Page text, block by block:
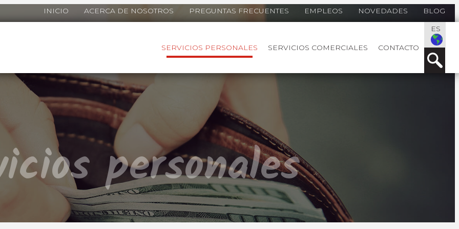
INICIO ACERCA DE NOSOTROS PREGUNTAS FRECUENTES EMPLEOS NOVEDADES BLOG
SERVICIOS PERSONALES SERVICIOS COMERCIALES CONTACTO
ES
personales